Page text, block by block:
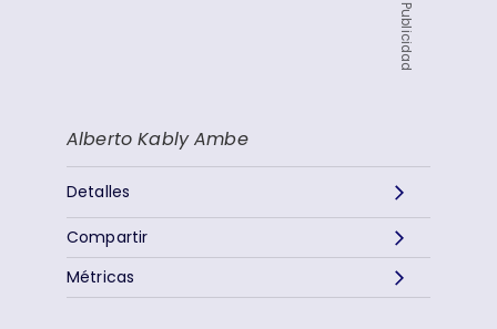
Publicidad
Alberto Kably Ambe
Detalles
Métricas
Compartir